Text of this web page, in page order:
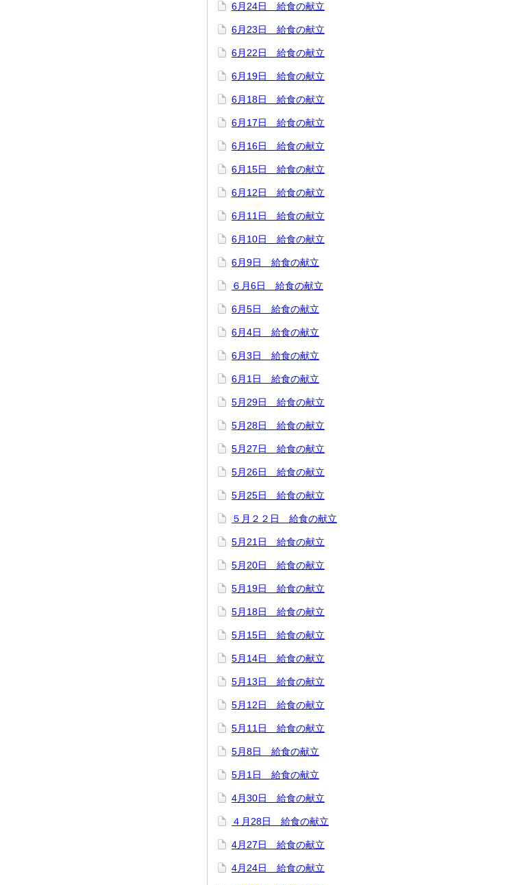
6月24日 給食の献立
6月23日 給食の献立
6月22日 給食の献立
6月19日 給食の献立
6月18日 給食の献立
6月17日 給食の献立
6月16日 給食の献立
6月15日 給食の献立
6月12日 給食の献立
6月11日 給食の献立
6月10日 給食の献立
6月9日 給食の献立
６月6日 給食の献立
6月5日 給食の献立
6月4日 給食の献立
6月3日 給食の献立
6月1日 給食の献立
5月29日 給食の献立
5月28日 給食の献立
5月27日 給食の献立
5月26日 給食の献立
5月25日 給食の献立
５月２２日 給食の献立
5月21日 給食の献立
5月20日 給食の献立
5月19日 給食の献立
5月18日 給食の献立
5月15日 給食の献立
5月14日 給食の献立
5月13日 給食の献立
5月12日 給食の献立
5月11日 給食の献立
5月8日 給食の献立
5月1日 給食の献立
4月30日 給食の献立
４月28日 給食の献立
4月27日 給食の献立
4月24日 給食の献立